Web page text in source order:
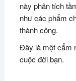
này phân tích
như các phẩm
thành công.
Đây là một cẩm
cuộc đời bạn.